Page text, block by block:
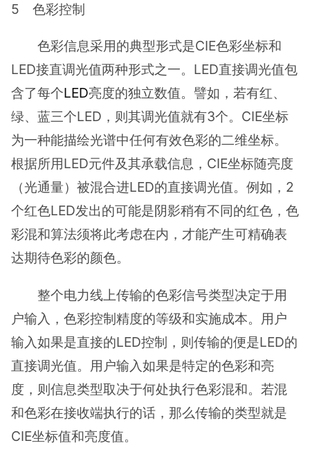
5 色彩控制
色彩信息采用的典型形式是CIE色彩坐标和
LED接直调光值两种形式之一。LED直接调光值包
含了每个LED亮度的独立数值。譬如，若有红、
绿、蓝三个LED，则其调光值就有3个。CIE坐标
为一种能描绘光谱中任何有效色彩的二维坐标。
根据所用LED元件及其承载信息，CIE坐标随亮度
（光通量）被混合进LED的直接调光值。例如，2
个红色LED发出的可能是阴影稍有不同的红色，色
彩混和算法须将此考虑在内，才能产生可精确表
达期待色彩的颜色。
整个电力线上传输的色彩信号类型决定于用
户输入，色彩控制精度的等级和实施成本。用户
输入如果是直接的LED控制，则传输的便是LED的
直接调光值。用户输入如果是特定的色彩和亮
度，则信息类型取决于何处执行色彩混和。若混
和色彩在接收端执行的话，那么传输的类型就是
CIE坐标值和亮度值。